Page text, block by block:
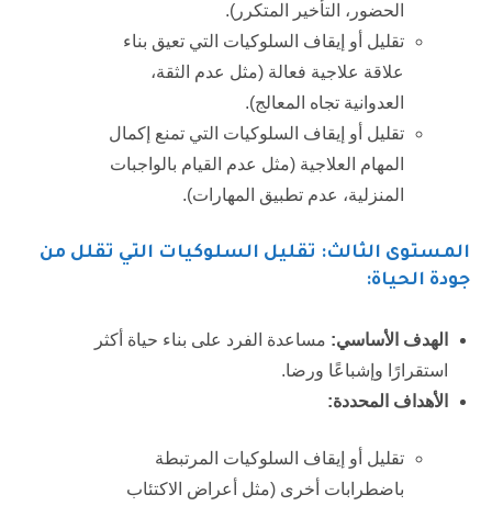
الحضور، التأخير المتكرر).
تقليل أو إيقاف السلوكيات التي تعيق بناء
علاقة علاجية فعالة (مثل عدم الثقة،
العدوانية تجاه المعالج).
تقليل أو إيقاف السلوكيات التي تمنع إكمال
المهام العلاجية (مثل عدم القيام بالواجبات
المنزلية، عدم تطبيق المهارات).
المستوى الثالث: تقليل السلوكيات التي تقلل من
جودة الحياة:
الهدف الأساسي: مساعدة الفرد على بناء حياة أكثر
استقرارًا وإشباعًا ورضا.
الأهداف المحددة:
تقليل أو إيقاف السلوكيات المرتبطة
باضطرابات أخرى (مثل أعراض الاكتئاب